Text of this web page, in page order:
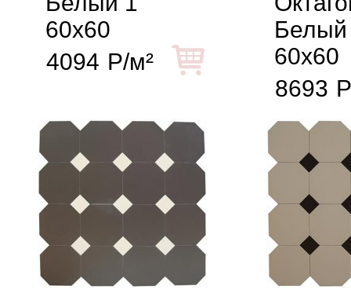
60x60
4094 Р/м²
Белый
60x60
8693